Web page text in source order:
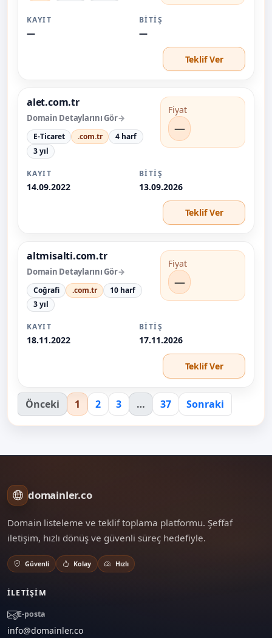
KAYIT
—
BITIŞ
—
Teklif Ver
alet.com.tr
Domain Detaylarını Gör
E-Ticaret .com.tr
4 harf
3 yıl
Fiyat
—
KAYIT
14.09.2022
BITIŞ
13.09.2026
Teklif Ver
altmisalti.com.tr
Domain Detaylarını Gör
Coğrafi .com.tr
10 harf
3 yıl
Fiyat
—
KAYIT
18.11.2022
BITIŞ
17.11.2026
Teklif Ver
Önceki 1 2 3 … 37 Sonraki
domainler.co
Domain listeleme ve teklif toplama platformu. Şeffaf
iletişim, hızlı dönüş ve güvenli süreç hedefiyle.
Güvenli Kolay Hızlı
İLETIŞIM
E-posta
info@domainler.co